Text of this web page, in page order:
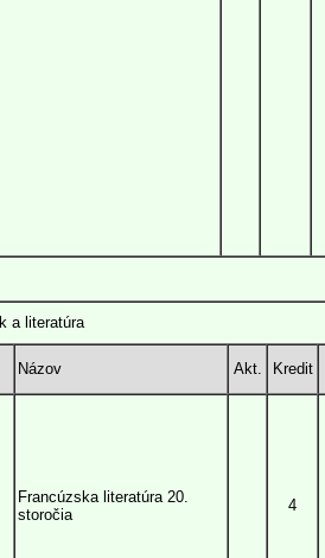
a literatúra
Názov Akt. Kredit
Francúzska literatúra 20.
storočia
4